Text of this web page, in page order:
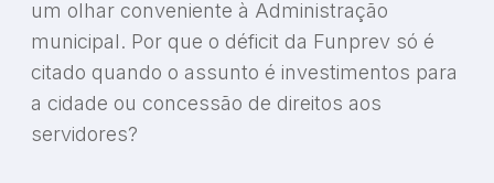
um olhar conveniente à Administração
municipal. Por que o déficit da Funprev só é
citado quando o assunto é investimentos para
a cidade ou concessão de direitos aos
servidores?